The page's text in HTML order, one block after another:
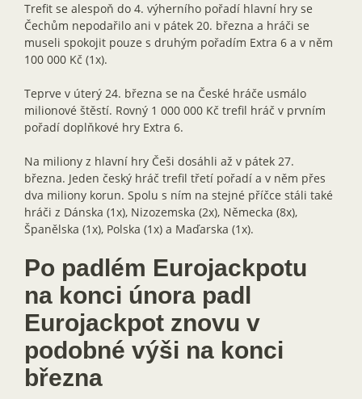
Trefit se alespoň do 4. výherního pořadí hlavní hry se
Čechům nepodařilo ani v pátek 20. března a hráči se
museli spokojit pouze s druhým pořadím Extra 6 a v něm
100 000 Kč (1x).
Teprve v úterý 24. března se na České hráče usmálo
milionové štěstí. Rovný 1 000 000 Kč trefil hráč v prvním
pořadí doplňkové hry Extra 6.
Na miliony z hlavní hry Češi dosáhli až v pátek 27.
března. Jeden český hráč trefil třetí pořadí a v něm přes
dva miliony korun. Spolu s ním na stejné příčce stáli také
hráči z Dánska (1x), Nizozemska (2x), Německa (8x),
Španělska (1x), Polska (1x) a Maďarska (1x).
Po padlém Eurojackpotu
na konci února padl
Eurojackpot znovu v
podobné výši na konci
března